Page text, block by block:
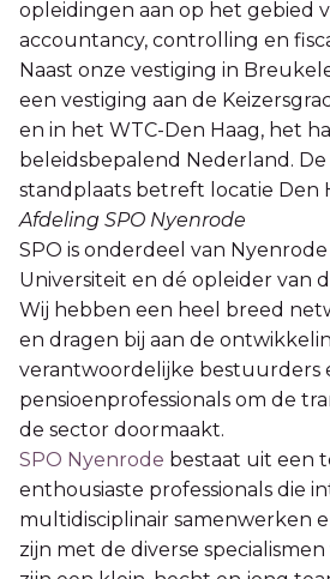
opleidingen aan op het gebied
accountancy, controlling en
Naast onze vestiging in
een vestiging aan de
en in het WTC-Den Haag, het
beleidsbepalend Nederland.
standplaats betreft locatie Den
Afdeling SPO Nyenrode
SPO is onderdeel van Nyenrode
Universiteit en dé opleider van
Wij hebben een heel breed
en dragen bij aan de
verantwoordelijke bestuurders
pensioenprofessionals om de
de sector doormaakt.
SPO Nyenrode bestaat uit een
enthousiaste professionals die
multidisciplinair samenwerken
zijn met de diverse